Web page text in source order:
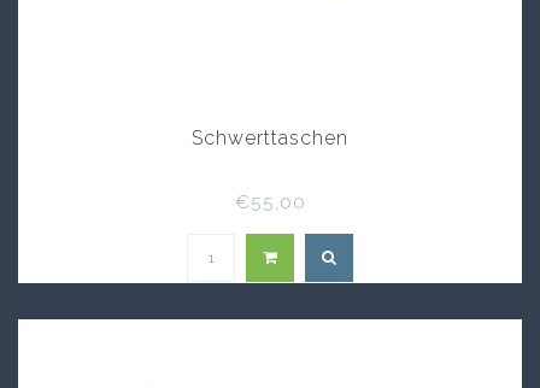
Schwerttaschen
€55,00